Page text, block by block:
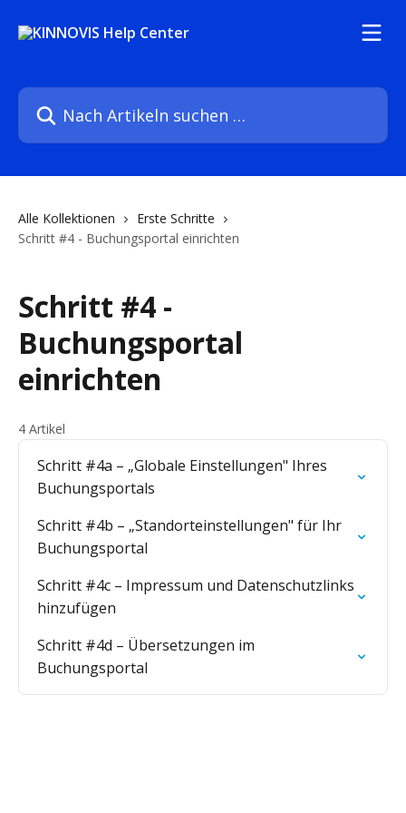
Nach Artikeln suchen …
Alle Kollektionen
Erste Schritte
Schritt #4 - Buchungsportal einrichten
Schritt #4 -
Buchungsportal
einrichten
4 Artikel
Schritt #4a – „Globale Einstellungen" Ihres
Buchungsportals
Schritt #4b – „Standorteinstellungen" für Ihr
Buchungsportal
Schritt #4c – Impressum und Datenschutzlinks
hinzufügen
Schritt #4d – Übersetzungen im
Buchungsportal